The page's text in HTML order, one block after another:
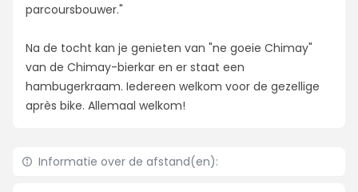
parcoursbouwer."
Na de tocht kan je genieten van "ne goeie Chimay"
van de Chimay-bierkar en er staat een
hambugerkraam. Iedereen welkom voor de gezellige
après bike. Allemaal welkom!
Informatie over de afstand(en):